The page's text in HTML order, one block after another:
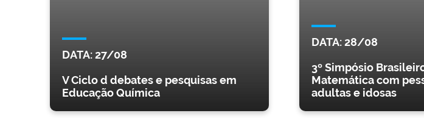
DATA:27/08
V Ciclo d debates e pesquisas em
Educação Química
DATA:28/08
3º Simpósio
Matemática com
adultas e idosas